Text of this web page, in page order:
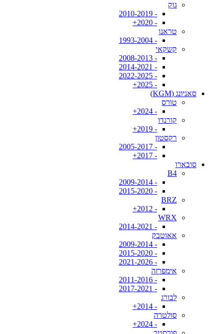
גוק
- 2010-2019
- 2020+
טראנו
- 1993-2004
קשקאי
- 2008-2013
- 2014-2021
- 2022-2025
- 2025+
סאניונג (KGM)
טורס
- 2024+
קורנדו
- 2019+
רקסטון
- 2005-2017
- 2017+
סובארו
B4
- 2009-2014
- 2015-2020
BRZ
- 2012+
WRX
- 2014-2021
אאוטבק
- 2009-2014
- 2015-2020
- 2021-2026
אימפרזה
- 2011-2016
- 2017-2021
לבורג
- 2014+
סולטרה
- 2024+